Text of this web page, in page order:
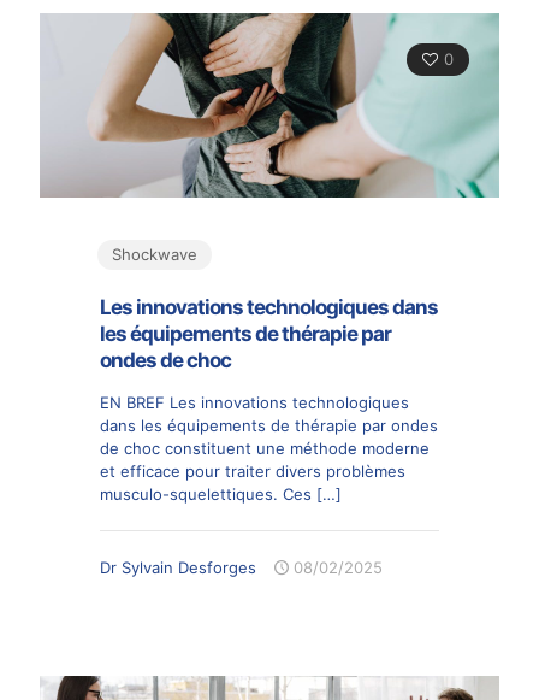
0
Shockwave
Les innovations technologiques dans
les équipements de thérapie par
ondes de choc
EN BREF Les innovations technologiques
dans les équipements de thérapie par ondes
de choc constituent une méthode moderne
et efficace pour traiter divers problèmes
musculo-squelettiques. Ces […]
Dr Sylvain Desforges 08/02/2025